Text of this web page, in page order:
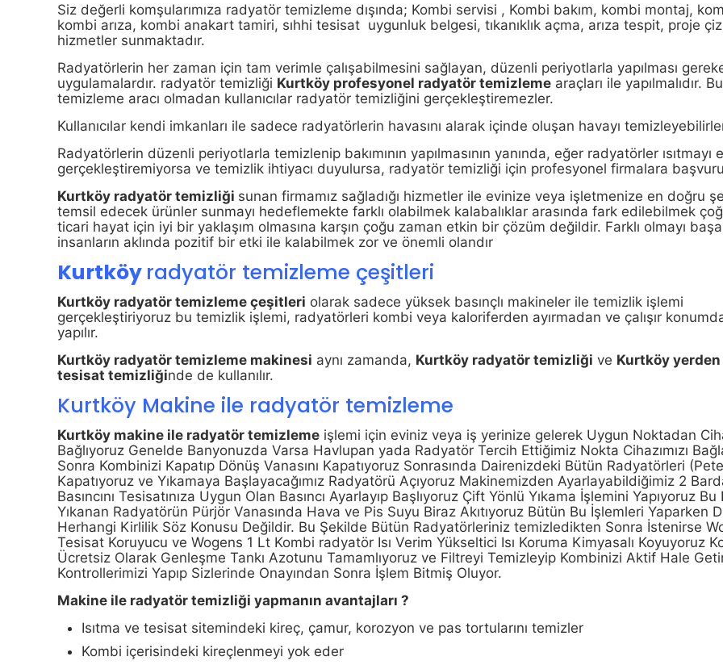
Siz değerli komşularımıza radyatör temizleme dışında; Kombi servisi , Kombi bakım, kombi montaj,
kombi arıza, kombi anakart tamiri, sıhhi tesisat uygunluk belgesi, tıkanıklık açma, arıza tespit, proje
hizmetler sunmaktadır.
Radyatörlerin her zaman için tam verimle çalışabilmesini sağlayan, düzenli periyotlarla yapılması
uygulamalardır. radyatör temizliği Kurtköy profesyonel radyatör temizleme araçları ile yapılmalıdır.
temizleme aracı olmadan kullanıcılar radyatör temizliğini gerçekleştiremezler.
Kullanıcılar kendi imkanları ile sadece radyatörlerin havasını alarak içinde oluşan havayı
Radyatörlerin düzenli periyotlarla temizlenip bakımının yapılmasının yanında, eğer radyatörler ısıtmayı
gerçekleştiremiyorsa ve temizlik ihtiyacı duyulursa, radyatör temizliği için profesyonel firmalara
Kurtköy radyatör temizliği sunan firmamız sağladığı hizmetler ile evinize veya işletmenize en doğru
temsil edecek ürünler sunmayı hedeflemekte farklı olabilmek kalabalıklar arasında fark edilebilmek
ticari hayat için iyi bir yaklaşım olmasına karşın çoğu zaman etkin bir çözüm değildir. Farklı olmayı
insanların aklında pozitif bir etki ile kalabilmek zor ve önemli olandır
Kurtköy radyatör temizleme çeşitleri
Kurtköy radyatör temizleme çeşitleri olarak sadece yüksek basınçlı makineler ile temizlik işlemi
gerçekleştiriyoruz bu temizlik işlemi, radyatörleri kombi veya kaloriferden ayırmadan ve çalışır
yapılır.
Kurtköy radyatör temizleme makinesi aynı zamanda, Kurtköy radyatör temizliği ve Kurtköyyerden
tesisat temizliğinde de kullanılır.
Kurtköy Makine ile radyatör temizleme
Kurtköy makine ile radyatör temizleme işlemi için eviniz veya iş yerinize gelerek Uygun Noktadan
Bağlıyoruz Genelde Banyonuzda Varsa Havlupan yada Radyatör Tercih Ettiğimiz Nokta Cihazımızı
Sonra Kombinizi Kapatıp Dönüş Vanasını Kapatıyoruz Sonrasında Dairenizdeki Bütün Radyatörleri
Kapatıyoruz ve Yıkamaya Başlayacağımız Radyatörü Açıyoruz Makinemizden Ayarlayabildiğimiz 2
Basıncını Tesisatınıza Uygun Olan Basıncı Ayarlayıp Başlıyoruz Çift Yönlü Yıkama İşlemini Yapıyoruz
Yıkanan Radyatörün Pürjör Vanasında Hava ve Pis Suyu Biraz Akıtıyoruz Bütün Bu İşlemleri Yaparken
Herhangi Kirlilik Söz Konusu Değildir. Bu Şekilde Bütün Radyatörleriniz temizledikten Sonra İstenirse
Tesisat Koruyucu ve Wogens 1 Lt Kombi radyatör Isı Verim Yükseltici Isı Koruma Kimyasalı Koyuyoruz
Ücretsiz Olarak Genleşme Tankı Azotunu Tamamlıyoruz ve Filtreyi Temizleyip Kombinizi Aktif Hale
Kontrollerimizi Yapıp Sizlerinde Onayından Sonra İşlem Bitmiş Oluyor.
Makine ile radyatör temizliği yapmanın avantajları ?
Isıtma ve tesisat sitemindeki kireç, çamur, korozyon ve pas tortularını temizler
Kombi içerisindeki kireçlenmeyi yok eder